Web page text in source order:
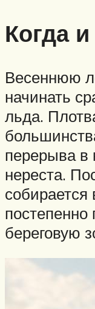
Когда
Весеннюю
начинать
льда.
перерыва в
нереста.
собирается
береговую